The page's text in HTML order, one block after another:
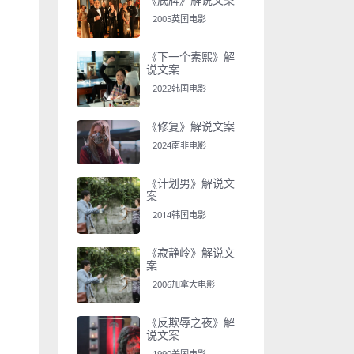
2005英国电影
《下一个素熙》解
说文案
2022韩国电影
《修复》解说文案
2024南非电影
《计划男》解说文
案
2014韩国电影
《寂静岭》解说文
案
2006加拿大电影
《反欺辱之夜》解
说文案